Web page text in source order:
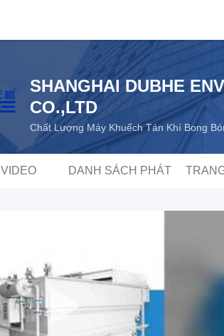
SHANGHAI DUBHE
CO.,LTD
Chất Lượng Máy Khuếch Tán Khí Bong
VIDEO DANH SÁCH PHÁT